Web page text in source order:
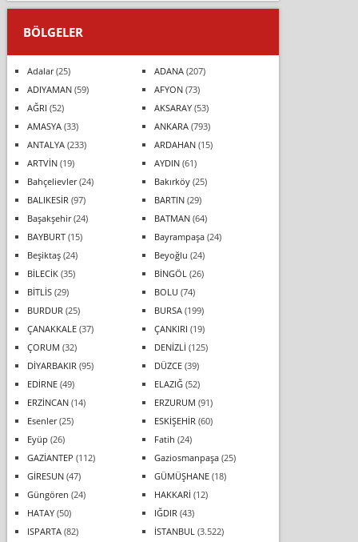
BÖLGELER
Adalar(25) ADANA(207)
ADIYAMAN(59) AFYON(73)
AĞRI (52) AKSARAY(53)
AMASYA(33) ANKARA(793)
ANTALYA(233) ARDAHAN(15)
ARTVİN(19) AYDIN(61)
Bahçelievler(24) Bakırköy(25)
BALIKESİR (97) BARTIN(29)
Başakşehir(24) BATMAN(64)
BAYBURT(15) Bayrampaşa(24)
Beşiktaş(24) Beyoğlu (24)
BİLECİK(35) BİNGÖL (26)
BİTLİS(29) BOLU (74)
BURDUR (25) BURSA(199)
ÇANAKKALE(37) ÇANKIRI (19)
ÇORUM (32) DENİZLİ (125)
DİYARBAKIR (95) DÜZCE(39)
EDİRNE(49) ELAZIĞ(52)
ERZİNCAN(14) ERZURUM (91)
Esenler(25) ESKİŞEHİR (60)
Eyüp (26) Fatih (24)
GAZİANTEP (112) Gaziosmanpaşa(25)
GİRESUN(47) GÜMÜŞHANE(18)
Güngören (24) HAKKARİ (12)
HATAY(50) IĞDIR (43)
ISPARTA(82) İSTANBUL (3.522)